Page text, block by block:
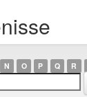
N O P Q R